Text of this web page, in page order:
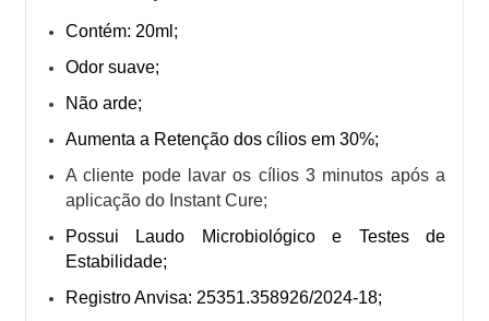
Contém: 20ml;
Odor suave;
Não arde;
Aumenta a Retenção dos cílios em 30%;
Acliente pode lavar os cílios 3 minutos após a
aplicação do Instant Cure;
Possui Laudo Microbiológico e Testes de
Estabilidade;
Registro Anvisa: 25351.358926/2024-18;